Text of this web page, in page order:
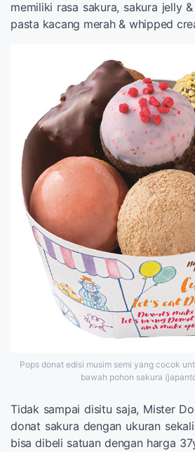
memiliki rasa sakura, sakura jelly
pasta kacang merah & whipped
Pops donat edisi musim semi yang cocok
bawah pohon sakura
Tidak sampai disitu saja, Mister
donat sakura dengan ukuran
bisa dibeli satuan dengan harga